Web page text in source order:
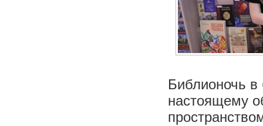
Библионочь
настоящему